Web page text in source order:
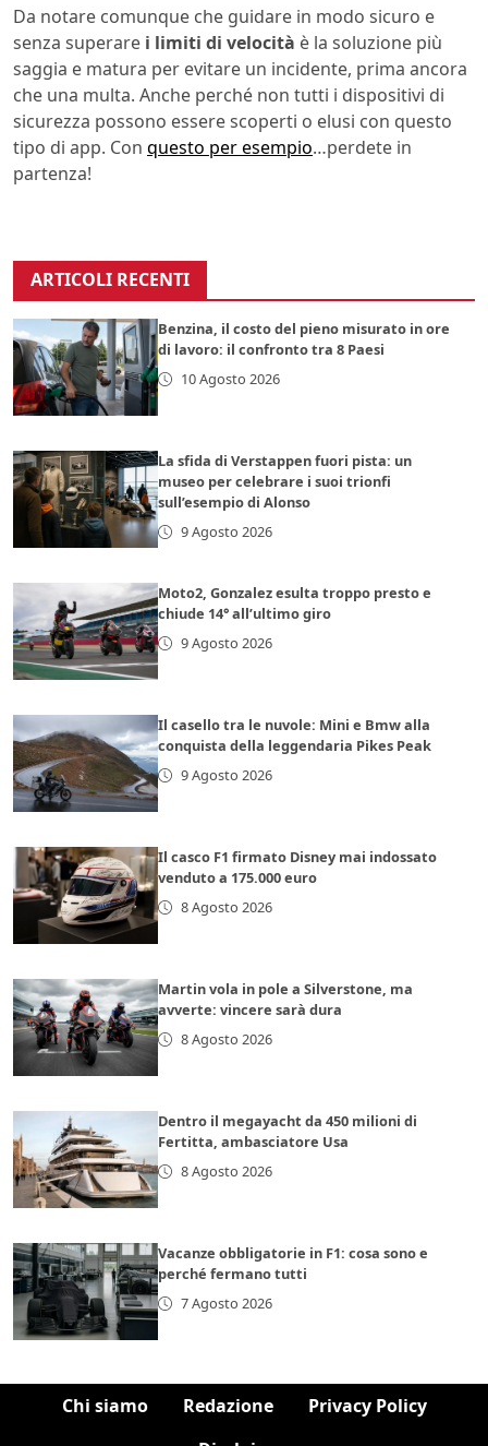
Da notare comunque che guidare in modo sicuro e
senza superare i limiti di velocità è la soluzione più
saggia e matura per evitare un incidente, prima ancora
che una multa. Anche perché non tutti i dispositivi di
sicurezza possono essere scoperti o elusi con questo
tipo di app. Con questo per esempio…perdete in
partenza!
ARTICOLI RECENTI
Benzina, il costo del pieno misurato in ore
di lavoro: il confronto tra 8 Paesi
10 Agosto 2026
La sfida di Verstappen fuori pista: un
museo per celebrare i suoi trionfi
sull’esempio di Alonso
9 Agosto 2026
Moto2, Gonzalez esulta troppo presto e
chiude 14° all’ultimo giro
9 Agosto 2026
Il casello tra le nuvole: Mini e Bmw alla
conquista della leggendaria Pikes Peak
9 Agosto 2026
Il casco F1 firmato Disney mai indossato
venduto a 175.000 euro
8 Agosto 2026
Martin vola in pole a Silverstone, ma
avverte: vincere sarà dura
8 Agosto 2026
Dentro il megayacht da 450 milioni di
Fertitta, ambasciatore Usa
8 Agosto 2026
Vacanze obbligatorie in F1: cosa sono e
perché fermano tutti
7 Agosto 2026
Chi siamo Redazione
Privacy Policy